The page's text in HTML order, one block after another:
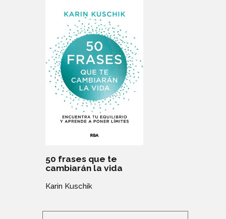
50 frases que te
cambiarán la vida
Karin Kuschik